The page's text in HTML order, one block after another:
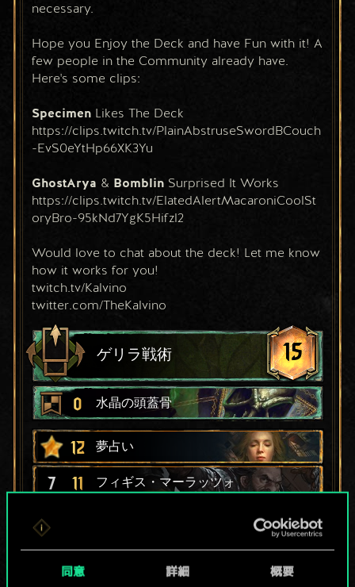
同意 詳細 概要
ゲリラ戦術 15
0 水晶の頭蓋骨
12 夢占い
7 11 フィギス・マーラッツォ
9 森の呼び声
Hope you Enjoy the Deck and have Fun with it! A
few people in the Community already have.
Here's some clips:
Specimen Likes The Deck
https://clips.twitch.tv/PlainAbstruseSwordBCouch
-EvS0eYtHp66XK3Yu
GhostArya & Bomblin Surprised It Works
https://clips.twitch.tv/ElatedAlertMacaroniCoolSt
oryBro-95kNd7YgK5Hifzl2
Would love to chat about the deck! Let me know
how it works for you!
twitch.tv/Kalvino
twitter.com/TheKalvino